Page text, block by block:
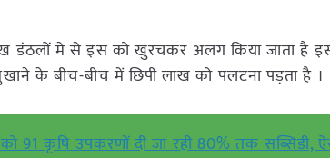
डंठलों मे से इस को खुरचकर अलग किया जाता है
के बीच-बीच में छिपी लाख को पलटना पड़ता है ।
को 91 कृषि उपकरणों दी जा रही 80% तक